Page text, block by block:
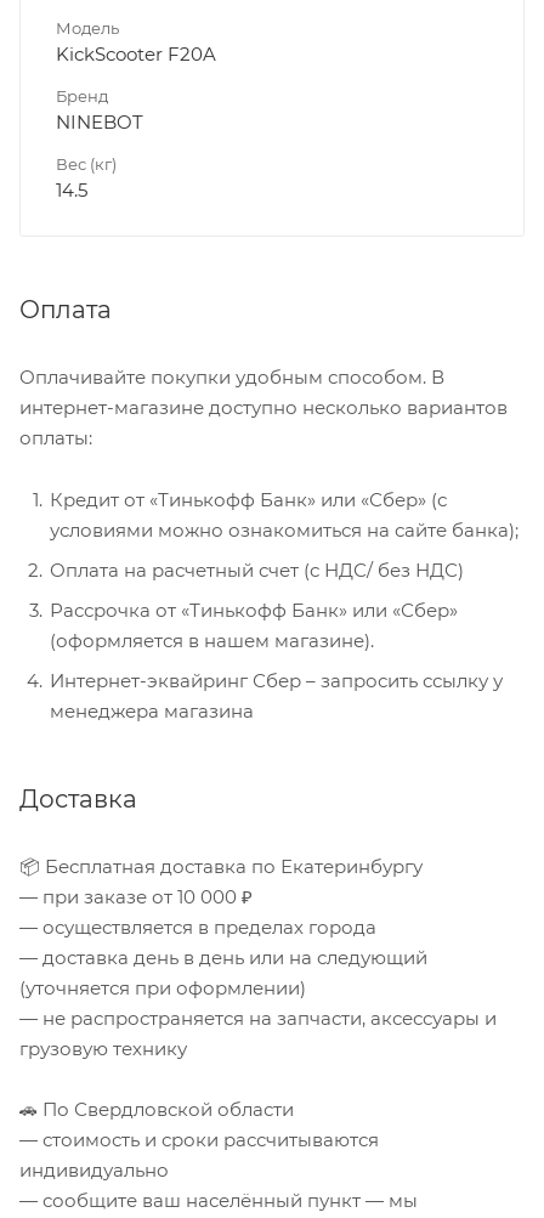
Модель
KickScooter F20A
Бренд
NINEBOT
Вес (кг)
14.5
Оплата
Оплачивайте покупки удобным способом. В
интернет-магазине доступно несколько вариантов
оплаты:
Кредит от «Тинькофф Банк» или «Сбер» (с
условиями можно ознакомиться на сайте банка);
Оплата на расчетный счет (с НДС/ без НДС)
Рассрочка от «Тинькофф Банк» или «Сбер»
(оформляется в нашем магазине).
Интернет-эквайринг Сбер – запросить ссылку у
менеджера магазина
Доставка
📦 Бесплатная доставка по Екатеринбургу
— при заказе от 10 000 ₽
— осуществляется в пределах города
— доставка день в день или на следующий
(уточняется при оформлении)
— не распространяется на запчасти, аксессуары и
грузовую технику
🚗 По Свердловской области
— стоимость и сроки рассчитываются
индивидуально
— сообщите ваш населённый пункт — мы